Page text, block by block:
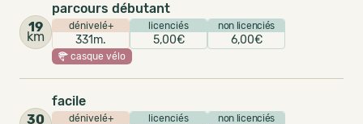
19
km
parcours débutant
dénivelé+
331m.
licenciés
5,00€
non licenciés
6,00€
casque vélo
30
facile
dénivelé+ licenciés non licenciés